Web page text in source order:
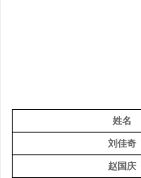
姓名
刘佳奇
赵国庆